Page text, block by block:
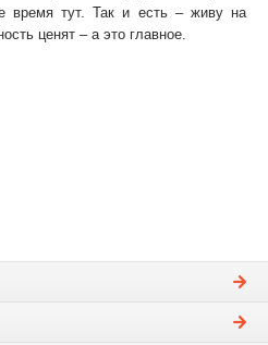
время тут. Так и есть – живу на
ценят – а это главное.